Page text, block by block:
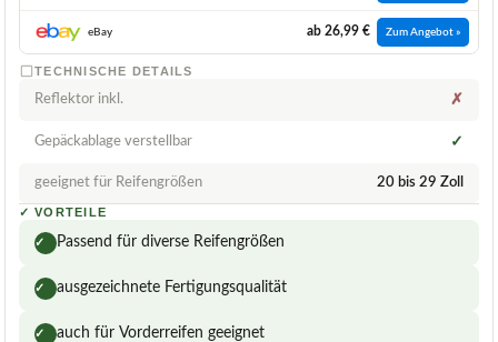
eBay ab 26,99 € Zum Angebot »
TECHNISCHE DETAILS
Reflektor inkl. ✗
Gepäckablage verstellbar ✓
geeignet für Reifengrößen 20 bis 29 Zoll
✓ VORTEILE
✓ Passend für diverse Reifengrößen
✓ ausgezeichnete Fertigungsqualität
✓ auch für Vorderreifen geeignet